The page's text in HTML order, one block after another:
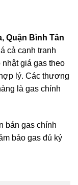
Quận Bình Tân
cả cạnh tranh
giá gas theo
lý. Các thương
là gas chính
bán gas chính
bảo gas đủ ký